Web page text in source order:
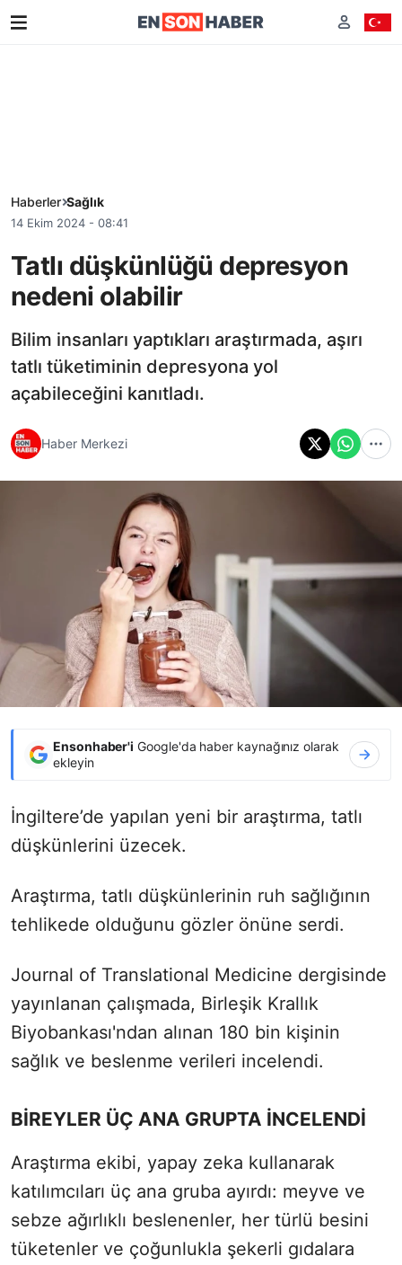
Haberler Sağlık
14 Ekim 2024 - 08:41
Tatlı düşkünlüğü depresyon
nedeni olabilir
Bilim insanları yaptıkları araştırmada, aşırı
tatlı tüketiminin depresyona yol
açabileceğini kanıtladı.
Haber Merkezi
Ensonhaber'i Google'da haber kaynağınız olarak
ekleyin
İngiltere’de yapılan yeni bir araştırma, tatlı
düşkünlerini üzecek.
Araştırma, tatlı düşkünlerinin ruh sağlığının
tehlikede olduğunu gözler önüne serdi.
Journal of Translational Medicine dergisinde
yayınlanan çalışmada, Birleşik Krallık
Biyobankası'ndan alınan 180 bin kişinin
sağlık ve beslenme verileri incelendi.
BİREYLER ÜÇ ANA GRUPTA İNCELENDİ
Araştırma ekibi, yapay zeka kullanarak
katılımcıları üç ana gruba ayırdı: meyve ve
sebze ağırlıklı beslenenler, her türlü besini
tüketenler ve çoğunlukla şekerli gıdalara